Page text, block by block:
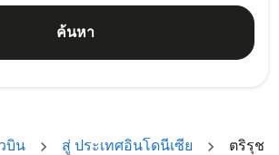
ค้นหา
บิน สู่ ประเทศอินโดนีเซีย
ตริรุช